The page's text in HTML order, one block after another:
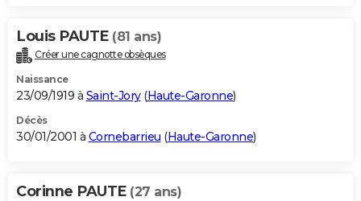
Louis PAUTE (81 ans)
Créer une cagnotte obsèques
Naissance
23/09/1919 à Saint-Jory(Haute-Garonne)
Décès
30/01/2001 à Cornebarrieu (Haute-Garonne)
Corinne PAUTE (27 ans)